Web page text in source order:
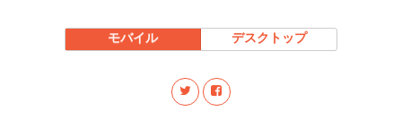
モバイル デスクトップ